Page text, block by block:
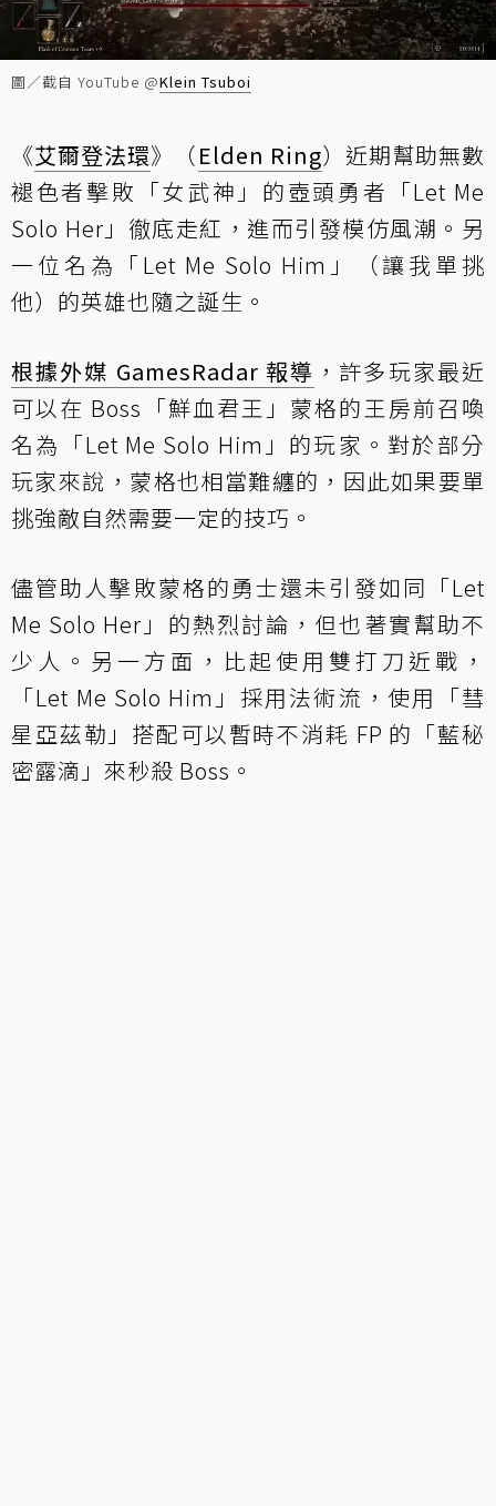
圖／截自 YouTube @Klein Tsuboi
《艾爾登法環》（Elden Ring）近期幫助無數
褪色者擊敗「女武神」的壺頭勇者「Let Me
Solo Her」徹底走紅，進而引發模仿風潮。另
一位名為「Let Me Solo Him」（讓我單挑
他）的英雄也隨之誕生。
根據外媒 GamesRadar 報導 ，許多玩家最近
可以在 Boss「鮮血君王」蒙格的王房前召喚
名為「Let Me Solo Him」的玩家。對於部分
玩家來說，蒙格也相當難纏的，因此如果要單
挑強敵自然需要一定的技巧。
儘管助人擊敗蒙格的勇士還未引發如同「Let
Me Solo Her」的熱烈討論，但也著實幫助不
少人。另一方面，比起使用雙打刀近戰，
「Let Me Solo Him」採用法術流，使用「彗
星亞茲勒」搭配可以暫時不消耗 FP 的「藍秘
密露滴」來秒殺 Boss。